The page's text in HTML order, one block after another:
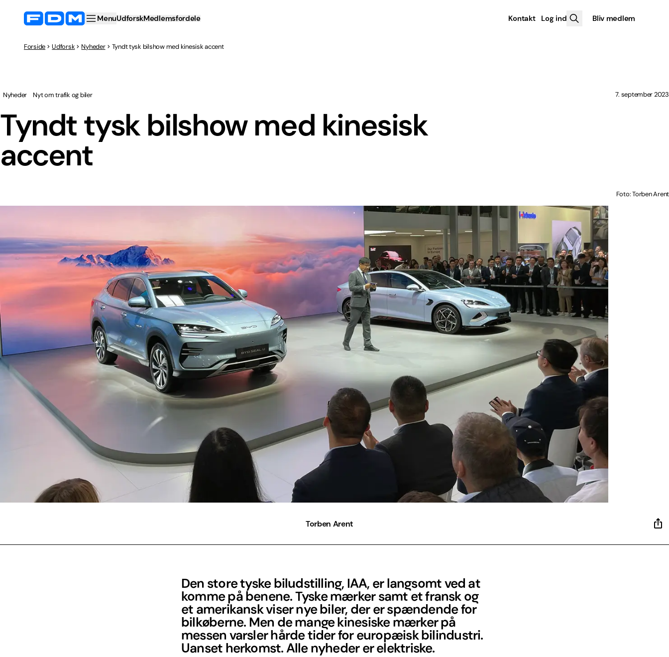
MenuUdforskMedlemsfordele Kontakt Log ind Bliv medlem
Forside Udforsk Nyheder Tyndt tysk bilshow med kinesisk accent
Tyndt tysk bilshow med kinesisk
accent
Nyheder Nyt om trafik og biler 7. september 2023
Foto: Torben Arent
Torben Arent
Den store tyske biludstilling, IAA, er langsomt ved at
komme på benene. Tyske mærker samt et fransk og
et amerikansk viser nye biler, der er spændende for
bilkøberne. Men de mange kinesiske mærker på
messen varsler hårde tider for europæisk bilindustri.
Uanset herkomst. Alle nyheder er elektriske.